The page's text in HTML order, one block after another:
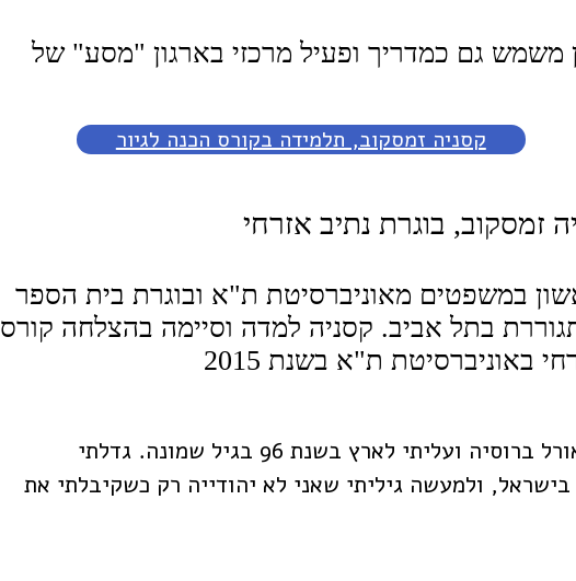
משמש גם כמדריך ופעיל מרכזי בארגון "מסע" של
קסניה זמסקוב, תלמידה בקורס הכנה לגיור
זמסקוב, בוגרת נתיב אזרחי
במשפטים מאוניברסיטת ת"א ובוגרת בית הספר
בתל אביב. קסניה למדה וסיימה בהצלחה קורס
באוניברסיטת ת"א בשנת 2015
נולדתי בעיר פרם, הסמוכה להרי אורל ברוסיה ועליתי לארץ בשנת 96 בגיל שמונה. גדלתי
בישראל, ולמעשה גיליתי שאני לא יהודייה רק כשקיבלתי את